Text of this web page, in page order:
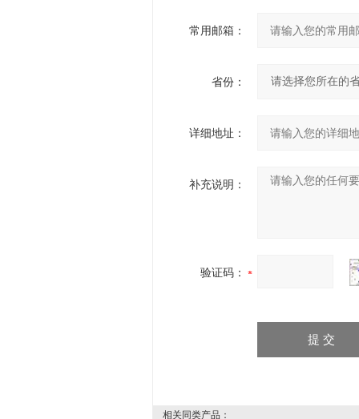
常用邮箱：
省份：
详细地址：
补充说明：
验证码：
相关同类产品：